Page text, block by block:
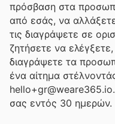
πρόσβαση στα
από εσάς, να
τις διαγράψετε σε
ζητήσετε να
διαγράψετε τα
ένα αίτημα
σας εντός 30 ημερών.